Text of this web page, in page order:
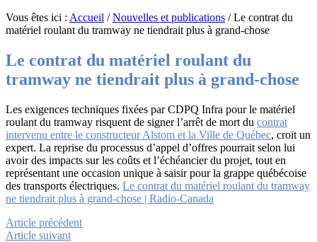
Vous êtes ici : Accueil /Nouvelles et publications /Le contrat du
matériel roulant du tramway ne tiendrait plus à grand-chose
Le contrat du matériel roulant du
tramway ne tiendrait plus à grand-chose
Les exigences techniques fixées par CDPQ Infra pour le matériel
roulant du tramway risquent de signer l’arrêt de mort du contrat
intervenu entre le constructeur Alstom et la Ville de Québec, croit un
expert. La reprise du processus d’appel d’offres pourrait selon lui
avoir des impacts sur les coûts et l’échéancier du projet, tout en
représentant une occasion unique à saisir pour la grappe québécoise
des transports électriques. Le contrat du matériel roulant du tramway
ne tiendrait plus à grand-chose | Radio-Canada
Article précédent
Article suivant